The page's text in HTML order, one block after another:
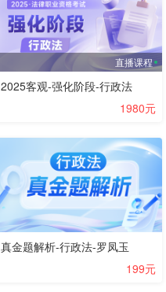
直播课程
2025客观-强化阶段-行政法
1980元
真金题解析-行政法-罗凤玉
199元